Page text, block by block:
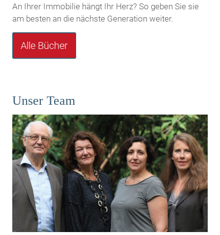
An Ihrer Immobilie hängt Ihr Herz? So geben Sie sie
am besten an die nächste Generation weiter.
Alle Bücher
Unser Team